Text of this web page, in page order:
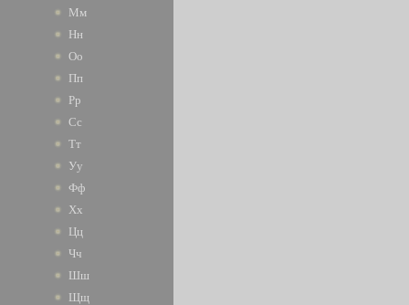
Мм
Нн
Оо
Пп
Рр
Сс
Тт
Уу
Фф
Хх
Цц
Чч
Шш
Щщ